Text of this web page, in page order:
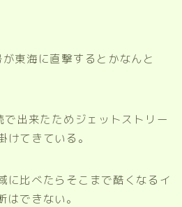
東海に直撃するとかなんと
出来たためジェットストリー
てきている。
に比べたらそこまで酷くなるイ
できない。